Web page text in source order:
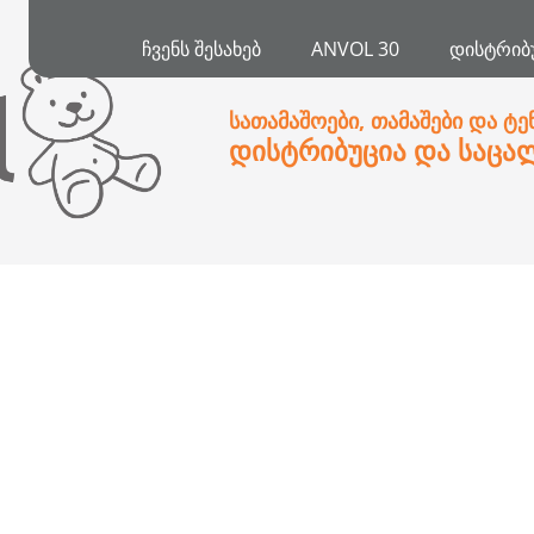
ᲩᲕᲔᲜᲡ ᲨᲔᲡᲐᲮᲔᲑ ANVOL 30
სათამაშოები, თამაშები და
დისტრიბუცია და